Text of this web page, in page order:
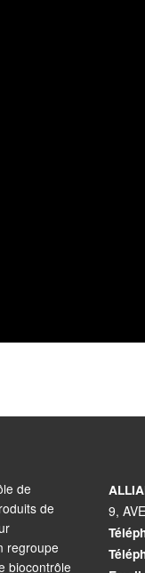
de
de
regroupe
biocontrôle
9,